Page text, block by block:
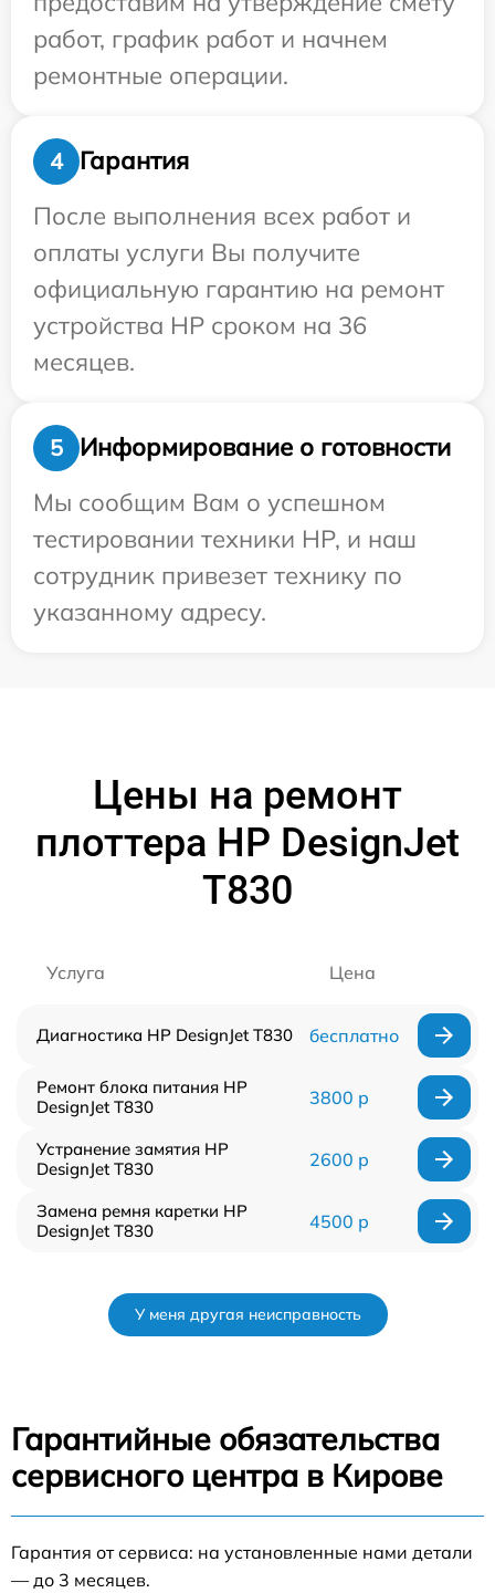
работ, график работ и начнем
ремонтные операции.
4
Гарантия
После выполнения всех работ и
оплаты услуги Вы получите
официальную гарантию на ремонт
устройства HP сроком на 36
месяцев.
5
Информирование о готовности
Мы сообщим Вам о успешном
тестировании техники HP, и наш
сотрудник привезет технику по
указанному адресу.
Цены на ремонт
плоттера HP DesignJet
T830
Услуга Цена
Диагностика HP DesignJet T830 бесплатно
Ремонт блока питания HP
DesignJet T830
3800 р
Устранение замятия HP
DesignJet T830
2600 р
Замена ремня каретки HP
DesignJet T830
4500 р
У меня другая неисправность
Гарантийные обязательства
сервисного центра в Кирове
Гарантия от сервиса: на установленные нами детали
— до 3 месяцев.